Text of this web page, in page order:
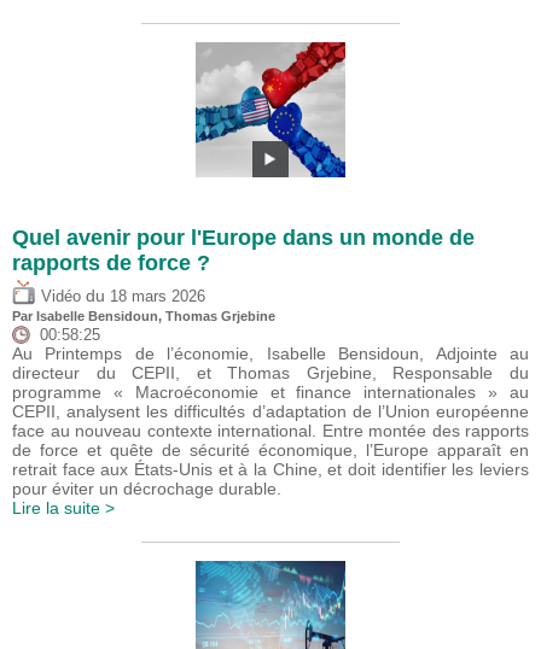
Quel avenir pour l'Europe dans un monde de
rapports de force ?
Vidéo du 18 mars 2026
Par Isabelle Bensidoun, Thomas Grjebine
00:58:25
Au Printemps de l’économie, Isabelle Bensidoun, Adjointe au
directeur du CEPII, et Thomas Grjebine, Responsable du
programme « Macroéconomie et finance internationales » au
CEPII, analysent les difficultés d’adaptation de l’Union européenne
face au nouveau contexte international. Entre montée des rapports
de force et quête de sécurité économique, l’Europe apparaît en
retrait face aux États-Unis et à la Chine, et doit identifier les leviers
pour éviter un décrochage durable.
Lire la suite >